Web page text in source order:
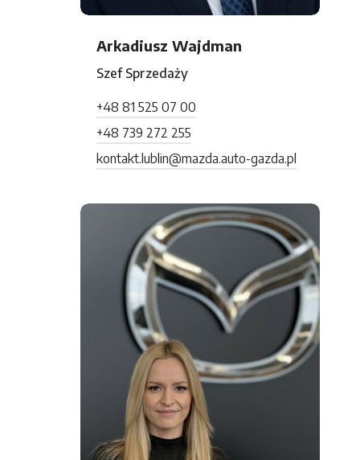
Arkadiusz Wajdman
Szef Sprzedaży
+48 81 525 07 00
+48 739 272 255
kontakt.lublin@mazda.auto-gazda.pl